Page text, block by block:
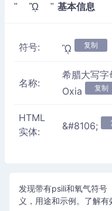
" ᾪ " 基本信息
符号: ᾪ 复制
名称:
希腊大写
Oxia
复制
HTML
实体:
&#8106;
发现带有psili和氧气符号
义，用途和示例。了解有